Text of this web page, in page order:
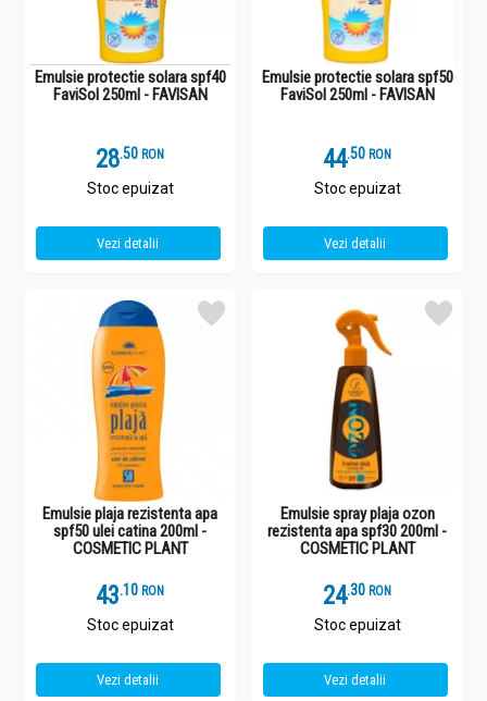
Emulsie protectie solara spf40
FaviSol 250ml - FAVISAN
28.5 RON
Stoc epuizat
Vezi detalii
Emulsie protectie solara spf50
FaviSol 250ml - FAVISAN
44.5 RON
Stoc epuizat
Vezi detalii
Emulsie plaja rezistenta apa
spf50 ulei catina 200ml -
COSMETIC PLANT
43.1 RON
Stoc epuizat
Vezi detalii
Emulsie spray plaja ozon
rezistenta apa spf30 200ml -
COSMETIC PLANT
24.3 RON
Stoc epuizat
Vezi detalii